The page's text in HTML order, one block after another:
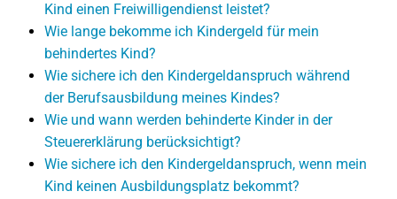
Kind einen Freiwilligendienst leistet?
Wie lange bekomme ich Kindergeld für mein
behindertes Kind?
Wie sichere ich den Kindergeldanspruch während
der Berufsausbildung meines Kindes?
Wie und wann werden behinderte Kinder in der
Steuererklärung berücksichtigt?
Wie sichere ich den Kindergeldanspruch, wenn mein
Kind keinen Ausbildungsplatz bekommt?